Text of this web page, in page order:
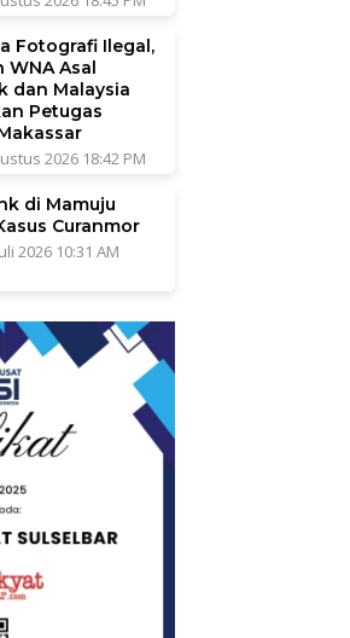
Fotografi Ilegal,
WNA Asal
dan Malaysia
Petugas
2026 18:42 PM
di Mamuju
Curanmor
2026 10:31 AM